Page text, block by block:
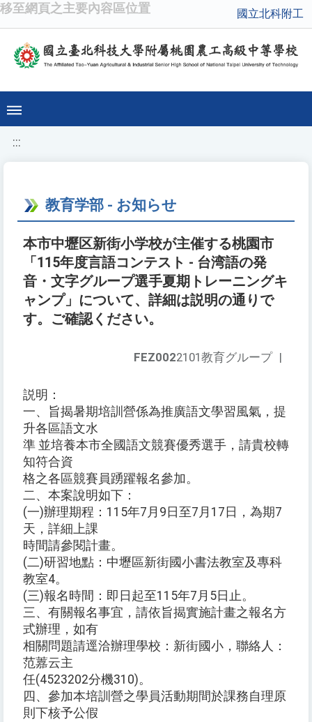
移至網頁之主要內容區位置 國立北科附工
:::
教育学部 - お知らせ
本市中壢区新街小学校が主催する桃園市
「115年度言語コンテスト - 台湾語の発
音・文字グループ選手夏期トレーニングキ
ャンプ」について、詳細は説明の通りで
す。ご確認ください。
FEZ0022101教育グループ |
説明：
一、旨揭暑期培訓營係為推廣語文學習風氣，提
升各區語文水
準 並培養本市全國語文競賽優秀選手，請貴校轉
知符合資
格之各區競賽員踴躍報名參加。
二、本案說明如下：
(一)辦理期程：115年7月9日至7月17日，為期7
天，詳細上課
時間請參閱計畫。
(二)研習地點：中壢區新街國小書法教室及專科
教室4。
(三)報名時間：即日起至115年7月5日止。
三、有關報名事宜，請依旨揭實施計畫之報名方
式辦理，如有
相關問題請逕洽辦理學校：新街國小，聯絡人：
范䕒云主
任(4523202分機310)。
四、參加本培訓營之學員活動期間於課務自理原
則下核予公假